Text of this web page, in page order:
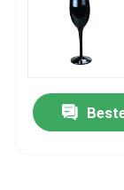
Glas
de kruik van